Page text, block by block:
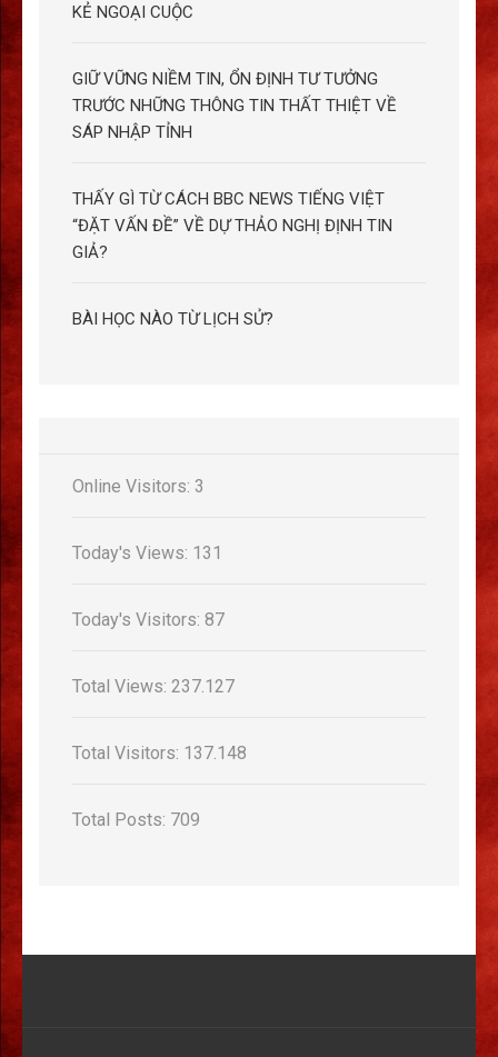
KẺ NGOẠI CUỘC
GIỮ VỮNG NIỀM TIN, ỔN ĐỊNH TƯ TƯỞNG
TRƯỚC NHỮNG THÔNG TIN THẤT THIỆT VỀ
SÁP NHẬP TỈNH
THẤY GÌ TỪ CÁCH BBC NEWS TIẾNG VIỆT
“ĐẶT VẤN ĐỀ” VỀ DỰ THẢO NGHỊ ĐỊNH TIN
GIẢ?
BÀI HỌC NÀO TỪ LỊCH SỬ?
Online Visitors: 3
Today's Views: 131
Today's Visitors: 87
Total Views: 237.127
Total Visitors: 137.148
Total Posts: 709